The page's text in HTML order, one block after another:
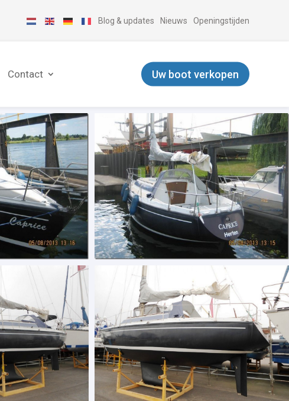
Blog & updates Nieuws Openingstijden
Contact Uw boot verkopen